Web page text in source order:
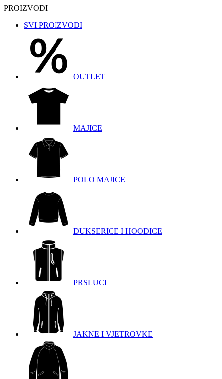
PROIZVODI
SVI PROIZVODI
OUTLET
MAJICE
POLO MAJICE
DUKSERICE I HOODICE
PRSLUCI
JAKNE I VJETROVKE